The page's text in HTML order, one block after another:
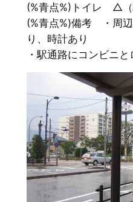
(%青点%)トイレ △（
(%青点%)備考 ・周
り、時計あり
・駅通路にコンビニと